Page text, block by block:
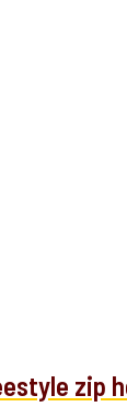
zip